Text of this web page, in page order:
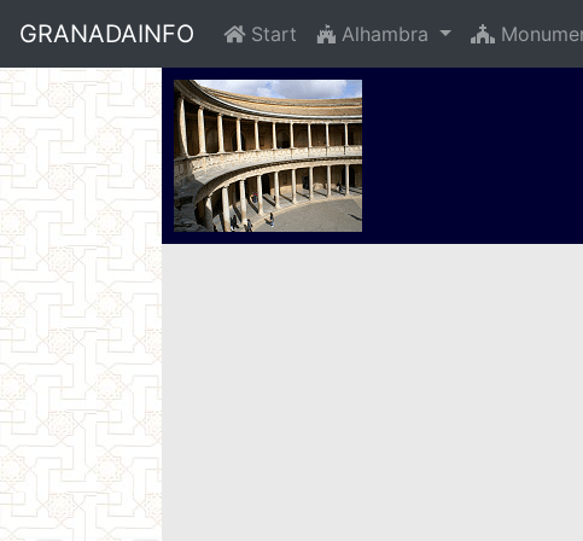
GRANADAINFO Start Alhambra